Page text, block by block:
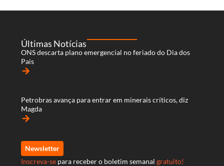
Últimas Notícias
ONS descarta plano emergencial no feriado do Dia dos
Pais
arrow_forward
Petrobras avança para entrar em minerais críticos, diz
Magda
arrow_forward
Newsletter
Inscreva-se para receber o boletim semanal gratuito!